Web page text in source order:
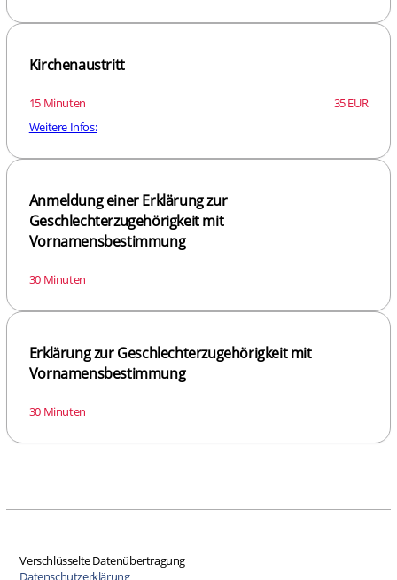
Kirchenaustritt
15 Minuten
35 EUR
Weitere Infos:
Anmeldung einer Erklärung zur
Geschlechterzugehörigkeit mit
Vornamensbestimmung
30 Minuten
Erklärung zur Geschlechterzugehörigkeit mit
Vornamensbestimmung
30 Minuten
Verschlüsselte Datenübertragung
Datenschutzerklärung